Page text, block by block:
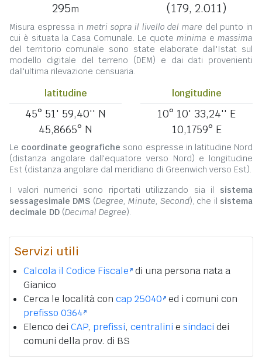
295m (179, 2.011)
Misura espressa in metri sopra il livello del mare del punto in
cui è situata la Casa Comunale. Le quote minima e massima
del territorio comunale sono state elaborate dall'Istat sul
modello digitale del terreno (DEM) e dai dati provenienti
dall'ultima rilevazione censuaria.
latitudine
45° 51' 59,40'' N
45,8665° N
longitudine
10° 10' 33,24'' E
10,1759° E
Le coordinate geografiche sono espresse in latitudine Nord
(distanza angolare dall'equatore verso Nord) e longitudine
Est (distanza angolare dal meridiano di Greenwich verso Est).
I valori numerici sono riportati utilizzando sia il sistema
sessagesimale DMS (Degree, Minute, Second), che il sistema
decimale DD (Decimal Degree).
Servizi utili
Calcola il Codice Fiscale di una persona nata a
Gianico
Cerca le località con cap 25040 ed i comuni con
prefisso 0364
Elenco dei CAP, prefissi, centralini e sindaci dei
comuni della prov. di BS